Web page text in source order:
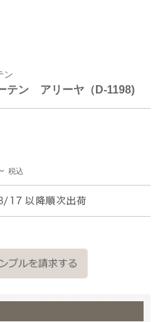
ン
テン アリーヤ（D-1198)
税込